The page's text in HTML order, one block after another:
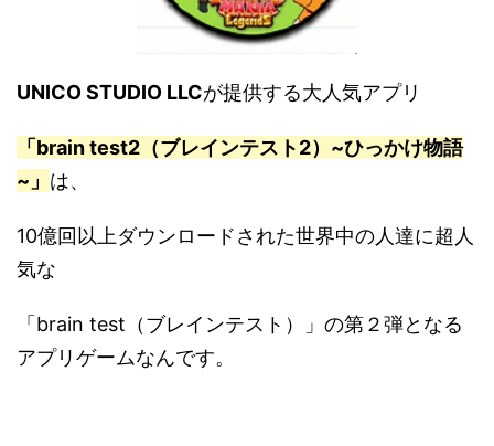
UNICO STUDIO LLCが提供する大人気アプリ
「brain test2（ブレインテスト2）~ひっかけ物語
~」 は、
10億回以上ダウンロードされた世界中の人達に超人
気な
「brain test（ブレインテスト）」の第２弾となる
アプリゲームなんです。